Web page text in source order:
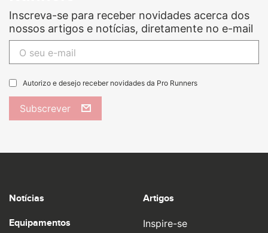
Inscreva-se para receber novidades acerca dos
nossos artigos e notícias, diretamente no e-mail
Autorizo e desejo receber novidades da Pro Runners
Subscrever
Notícias
Equipamentos
Artigos
Inspire-se